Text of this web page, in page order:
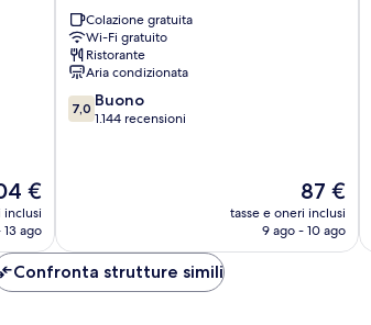
€
€
inclusi
13 ago
di
Venezia
Colazione gratuita
Wi-Fi gratuito
Ristorante
Aria condizionata
7.0
su
7,0 Buono
1.144 recensioni
Il
prezzo
attuale
87 €
tasse e oneri inclusi
9 ago - 10 ago
Confronta strutture simili